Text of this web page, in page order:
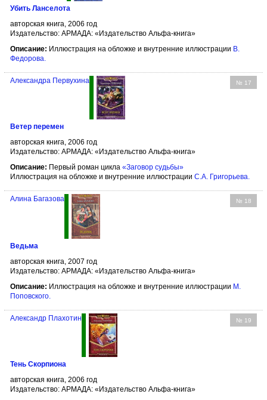
Убить Ланселота
авторская книга, 2006 год
Издательство: АРМАДА: «Издательство Альфа-книга»
Описание: Иллюстрация на обложке и внутренние иллюстрации В.
Федорова
№ 17
Александра Первухина
Ветер перемен
авторская книга, 2006 год
Издательство: АРМАДА: «Издательство Альфа-книга»
Описание: Первый роман цикла «Заговор судьбы»
Иллюстрация на обложке и внутренние иллюстрации С.А. Григорьева.
№ 18
Алина Багазова
Ведьма
авторская книга, 2007 год
Издательство: АРМАДА: «Издательство Альфа-книга»
Описание: Иллюстрация на обложке и внутренние иллюстрации М.
Поповского
№ 19
Александр Плахотин
Тень Скорпиона
авторская книга, 2006 год
Издательство: АРМАДА: «Издательство Альфа-книга»